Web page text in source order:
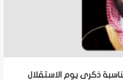
ذكرى يوم الاستقلال